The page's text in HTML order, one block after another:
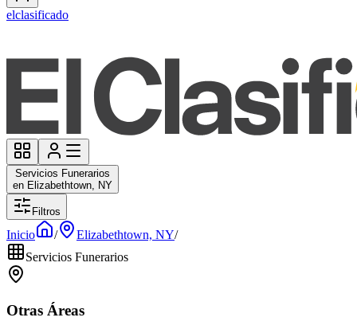
elclasificado
Servicios Funerarios
en Elizabethtown, NY
Filtros
Inicio / Elizabethtown, NY/
Servicios Funerarios
Otras Áreas